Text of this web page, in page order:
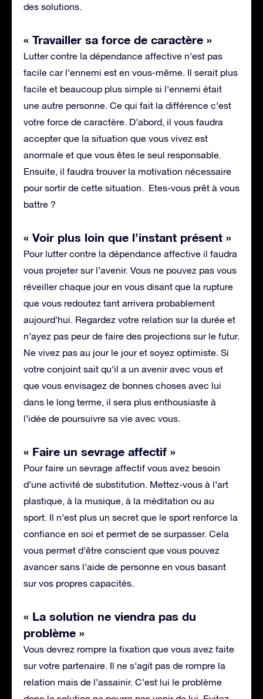
des solutions.
« Travailler sa force de caractère »
Lutter contre la dépendance affective n’est pas
facile car l’ennemi est en vous-même. Il serait plus
facile et beaucoup plus simple si l’ennemi était
une autre personne. Ce qui fait la différence c’est
votre force de caractère. D’abord, il vous faudra
accepter que la situation que vous vivez est
anormale et que vous êtes le seul responsable.
Ensuite, il faudra trouver la motivation nécessaire
pour sortir de cette situation. Etes-vous prêt à vous
battre ?
« Voir plus loin que l’instant présent »
Pour lutter contre la dépendance affective il faudra
vous projeter sur l’avenir. Vous ne pouvez pas vous
réveiller chaque jour en vous disant que la rupture
que vous redoutez tant arrivera probablement
aujourd’hui. Regardez votre relation sur la durée et
n’ayez pas peur de faire des projections sur le futur.
Ne vivez pas au jour le jour et soyez optimiste. Si
votre conjoint sait qu’il a un avenir avec vous et
que vous envisagez de bonnes choses avec lui
dans le long terme, il sera plus enthousiaste à
l’idée de poursuivre sa vie avec vous.
« Faire un sevrage affectif »
Pour faire un sevrage affectif vous avez besoin
d’une activité de substitution. Mettez-vous à l’art
plastique, à la musique, à la méditation ou au
sport. Il n’est plus un secret que le sport renforce la
confiance en soi et permet de se surpasser. Cela
vous permet d’être conscient que vous pouvez
avancer sans l’aide de personne en vous basant
sur vos propres capacités.
« La solution ne viendra pas du
problème »
Vous devrez rompre la fixation que vous avez faite
sur votre partenaire. Il ne s’agit pas de rompre la
relation mais de l’assainir. C’est lui le problème